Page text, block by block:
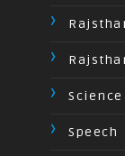
Science
Speech